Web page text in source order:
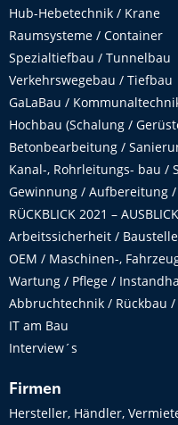
Hub-Hebetechnik / Krane
Raumsysteme / Container
Spezialtiefbau / Tunnelbau
Verkehrswegebau / Tiefbau
GaLaBau /
Hochbau (Schalung /
Betonbearbeitung /
Kanal-, Rohrleitungs- bau /
Gewinnung / Aufbereitung
RÜCKBLICK 2021 –
Arbeitssicherheit /
OEM / Maschinen-,
Wartung / Pflege /
Abbruchtechnik / Rückbau /
IT am Bau
Interview´s
Firmen
Hersteller, Händler,